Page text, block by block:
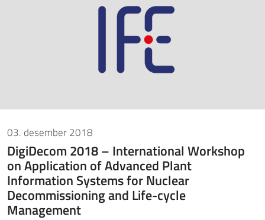
03. desember 2018
DigiDecom 2018 – International Workshop
on Application of Advanced Plant
Information Systems for Nuclear
Decommissioning and Life-cycle
Management